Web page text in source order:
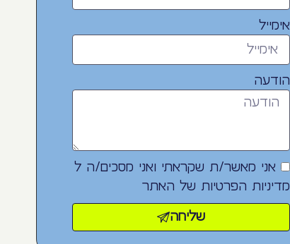
אימייל
הודעה
אני מאשר/ת שקראתי ואני מסכים/ה ל
מדיניות הפרטיות של האתר
שליחה